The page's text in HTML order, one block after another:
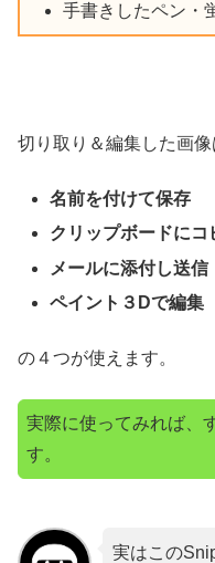
手書きしたペン・
切り取り＆編集した画像
名前を付けて保存
クリップボードにコ
メールに添付し送信
ペイント３Dで編集
の４つが使えます。
実際に使ってみれば、
す。
実はこの